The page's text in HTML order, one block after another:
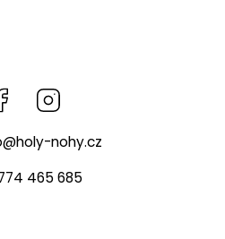
Facebook
@holy-nohy.cz
465 685